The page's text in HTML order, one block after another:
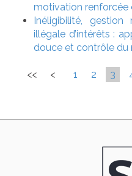
motivation renforcée
Inéligibilité,
illégale d’intérêts :
douce et contrôle du
<< < 1 2 3